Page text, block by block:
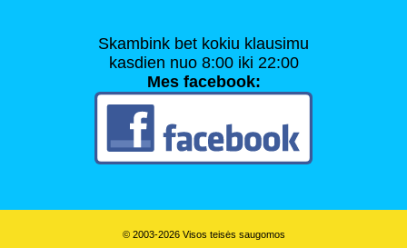
Skambink bet kokiu klausimu
kasdien nuo 8:00 iki 22:00
Mes facebook:
© 2003-2026 Visos teisės saugomos